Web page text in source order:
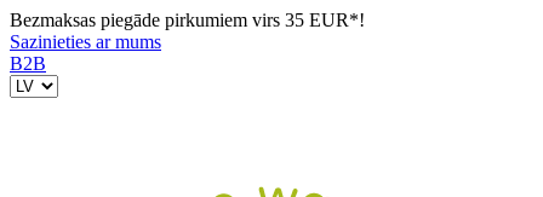
Bezmaksas piegāde pirkumiem virs 35 EUR*!
Sazinieties ar mums
B2B